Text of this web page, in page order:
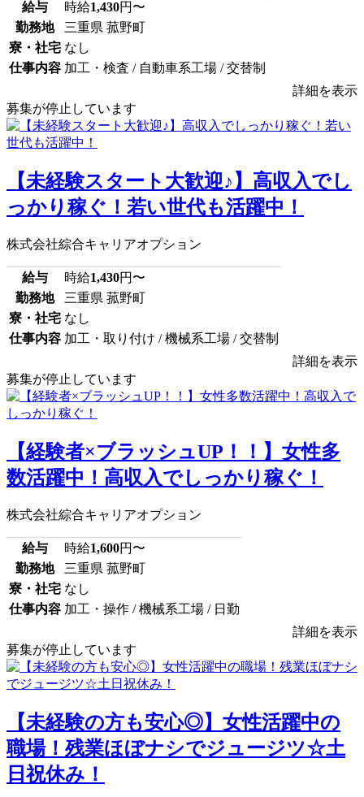
給与 時給1,430円〜
勤務地
三重県 菰野町
寮・社宅 なし
仕事内容 加工・検査 / 自動車系工場 / 交替制
詳細を表示
募集が停止しています
【未経験スタート大歓迎♪】高収入でし
っかり稼ぐ！若い世代も活躍中！
株式会社綜合キャリアオプション
給与 時給1,430円〜
勤務地
三重県 菰野町
寮・社宅 なし
仕事内容 加工・取り付け / 機械系工場 / 交替制
詳細を表示
募集が停止しています
【経験者×ブラッシュUP！！】女性多
数活躍中！高収入でしっかり稼ぐ！
株式会社綜合キャリアオプション
給与 時給1,600円〜
勤務地
三重県 菰野町
寮・社宅 なし
仕事内容 加工・操作 / 機械系工場 / 日勤
詳細を表示
募集が停止しています
【未経験の方も安心◎】女性活躍中の
職場！残業ほぼナシでジュージツ☆土
日祝休み！